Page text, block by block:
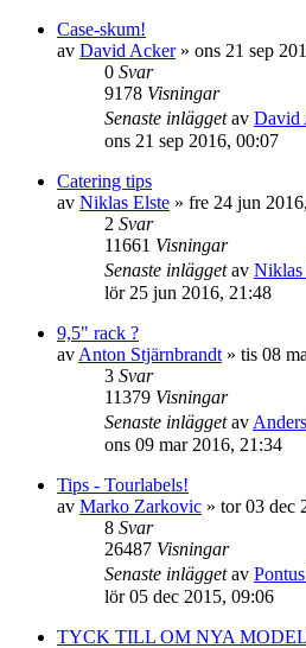
Case-skum!
av David Acker» ons 21 sep
0 Svar
9178 Visningar
Senaste inläggetav David
ons 21 sep 2016, 00:07
Catering tips
av Niklas Elste » fre 24 jun
2 Svar
11661 Visningar
Senaste inläggetav Niklas
lör 25 jun 2016, 21:48
9,5" rack ?
av Anton Stjärnbrandt » tis 08
3 Svar
11379 Visningar
Senaste inläggetav
ons 09 mar 2016, 21:34
Tips - Tourlabels!
av Marko Zarkovic » tor 03 dec
8 Svar
26487 Visningar
Senaste inläggetav
lör 05 dec 2015, 09:06
TYCK TILL OM NYA